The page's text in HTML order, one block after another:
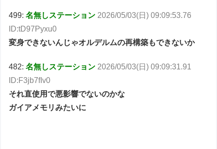
499:名無しステーション 2026/05/03(日) 09:09:53.76
ID:tD97Pyxu0
変身できないんじゃオルデルムの再構築もできないか
482:名無しステーション 2026/05/03(日) 09:09:31.91
ID:F3jb7fIv0
それ直使用で悪影響でないのかな
ガイアメモリみたいに